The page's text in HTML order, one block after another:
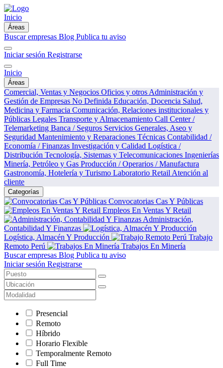
Inicio
Áreas
Buscar empresas Blog Publica tu aviso
Iniciar sesión Registrarse
Inicio
Áreas
Comercial, Ventas y Negocios Oficios y otros Administración y
Gestión de Empresas No Definida Educación, Docencia Salud,
Medicina y Farmacia Comunicación, Relaciones institucionales y
Públicas Legales Transporte y Almacenamiento Call Center /
Telemarketing Banca / Seguros Servicios Generales, Aseo y
Seguridad Mantenimiento y Reparaciones Técnicas Contabilidad /
Economía / Finanzas Investigación y Calidad Logística /
Distribución Tecnología, Sistemas y Telecomunicaciones Ingenierías
Minería, Petróleo y Gas Producción / Operarios / Manufactura
Gastronomía, Hotelería y Turismo Laboratorio Retail Atención al
cliente
Categorías
Convocatorias Cas Y Públicas
Empleos En Ventas Y Retail
Administración,
Contabilidad Y Finanzas
Logística, Almacén Y Producción
Trabajo
Remoto Perú
Trabajos En Minería
Buscar empresas Blog Publica tu aviso
Iniciar sesión Registrarse
Presencial
Remoto
Híbrido
Horario Flexible
Temporalmente Remoto
Full Time